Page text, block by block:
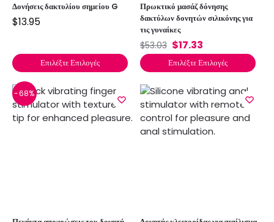
Δονήσεις δακτυλίου σημείου G
$13.95
Επιλέξτε Επιλογές
Πρωκτικό μασάζ δόνησης
δακτύλων δονητών σιλικόνης για
τις γυναίκες
$53.03 $17.33
Επιλέξτε Επιλογές
-68%